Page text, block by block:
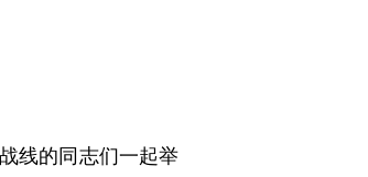
线的同志们一起举